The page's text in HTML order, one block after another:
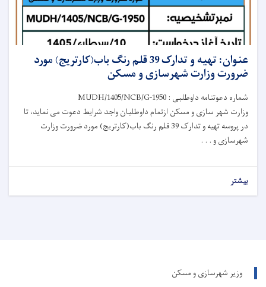
عنوان: تهیه و تدارک 39 قلم رنگ باب(کارتریج) مورد
ضرورت وزارت شهرسازی و مسکن
شماره دعوتنامه داوطلبی : MUDH/1405/NCB/G-1950
وزارت شهر سازی و مسکن ازتمام داوطلبان واجد شرایط دعوت می نماید، تا
در پروسه تهیه و تدارک 39 قلم رنگ باب(کارتریج) مورد ضرورت وزارت
شهرسازی و . . .
بیشتر
وزیر شهرسازی و مسکن